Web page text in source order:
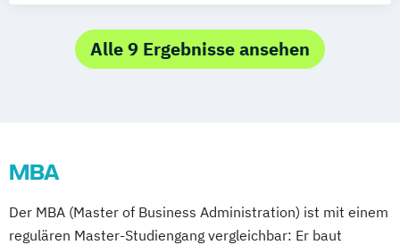
Alle 9 Ergebnisse ansehen
MBA
Der MBA (Master of Business Administration) ist mit einem
regulären Master-Studiengang vergleichbar: Er baut